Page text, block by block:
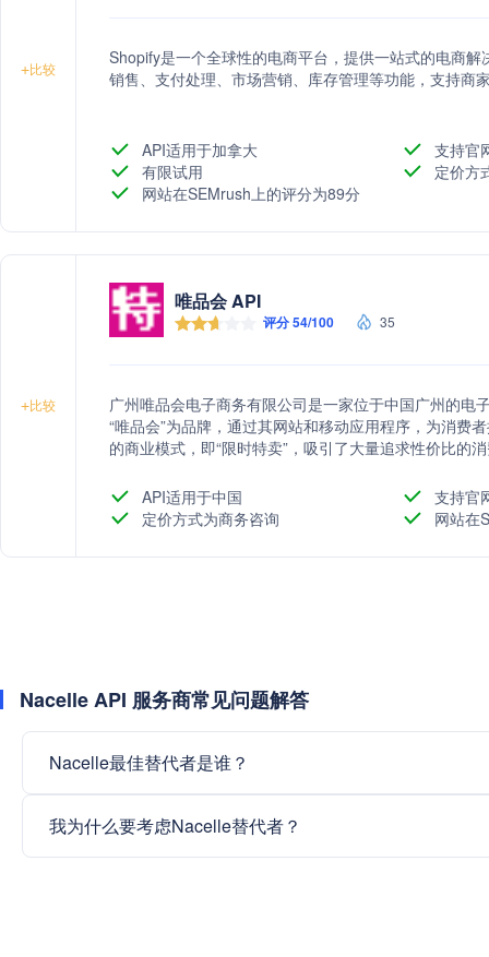
+比较
Shopify是一个全球性的电商平台，提供一站式的电商
销售、支付处理、市场营销、库存管理等功能，支持商
API适用于加拿大
支持官
有限试用
定价方
网站在SEMrush上的评分为89分
+比较
唯品会 API
评分 54/100 35
广州唯品会电子商务有限公司是一家位于中国广州的电
“唯品会”为品牌，通过其网站和移动应用程序，为消费
的商业模式，即“限时特卖”，吸引了大量追求性价比的
API适用于中国
支持官
定价方式为商务咨询
网站在
Nacelle API 服务商常见问题解答
Nacelle最佳替代者是谁？
我为什么要考虑Nacelle替代者？